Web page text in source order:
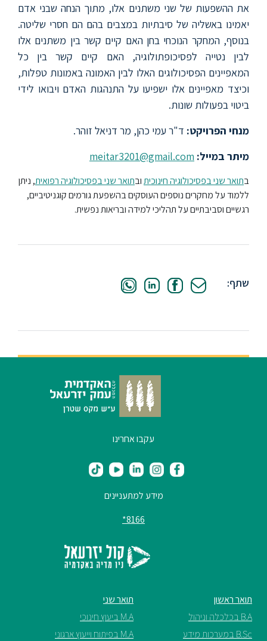
לימודי
חוץ
והמשך
מתעניינים
סטודנטים
בוגרים
סגל
מחקר
לבינלאומיות
הרשמו
עכשיו
את ההשפעות של שני משתנים אלו, מתוך הנחה שבני אדם
יאמינו באשליה של סיבתיות במצבים בהם הם חסרי שליטה.
בנוסף, המחקר הנוכחי בחן האם קיים קשר בין משתנים אלו
לבין נטייה לפסיכופתולוגיה, האם קיים קשר בין כל
המאפיינים הפסיכולוגים האלו לבין האמונה באמונות טפלות,
וכיצד מאפיינים אלו ישפיעו על התנהגות האדם ויבואו לידי
ביטוי בפעולות שונות.
מנחי הפרויקט: ד"ר עמי כהן, מר דניאל זוהר.
מיתר במייל: meitar3201@gmail.com
בתואר שני בפסיכולוגיה חינוכיתובתואר שני בפסיכולוגיה רפואית, ניתן
ללמוד על מחקרים נוספים העוסקים בהשפעת גורמים קוגניטיביים,
רגשיים וסביבתיים על תהליכי למידה ובריאות נפשית.
שתף:
עקבו אחרינו
מידע למתעניינים
8166*
תואר ראשון
B.A בכלכלה וניהול
B.Sc במערכות מידע
תואר שני
M.A ביעוץ חינוכי
M.A בפיתוח וייעוץ ארגוני